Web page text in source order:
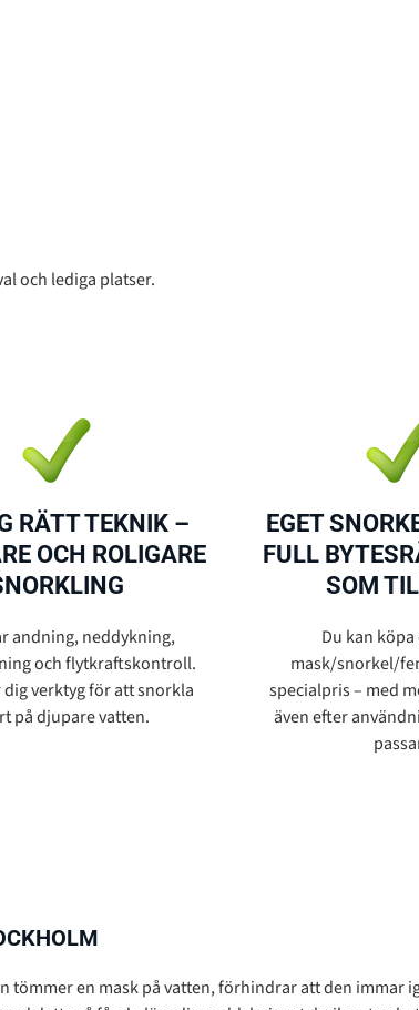
och lediga platser.
RÄTT TEKNIK –
OCH ROLIGARE
andning, neddykning,
och flytkraftskontroll.
dig verktyg för att snorkla
på djupare vatten.
EGET
FULL
SOM
Du kan
mask/snorkel/
specialpris – med
även efter
en mask på vatten, förhindrar att den immar